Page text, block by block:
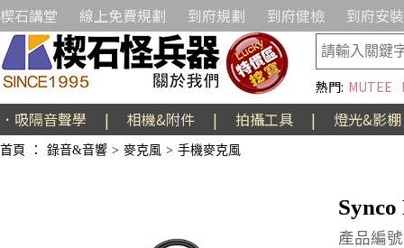
楔石講堂 線上免費規劃 到府規劃 到府健檢 到府安裝
熱門: MUTEE
．吸隔音聲學 | 相機&附件 | 拍攝工具 | 燈光&影棚
首頁 ： 錄音&音響 > 麥克風 > 手機麥克風
產品編